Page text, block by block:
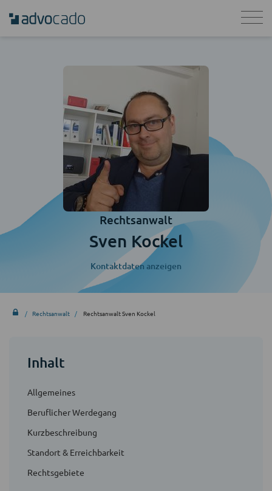
Rechtsanwalt
Sven Kockel
Kontaktdaten anzeigen
Rechtsanwalt Rechtsanwalt Sven Kockel
Inhalt
Allgemeines
Beruflicher Werdegang
Kurzbeschreibung
Standort & Erreichbarkeit
Rechtsgebiete